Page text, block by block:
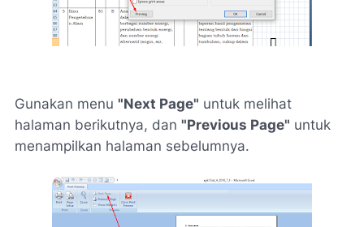
Gunakan menu "Next Page" untuk melihat
halaman berikutnya, dan "Previous Page" untuk
menampilkan halaman sebelumnya.